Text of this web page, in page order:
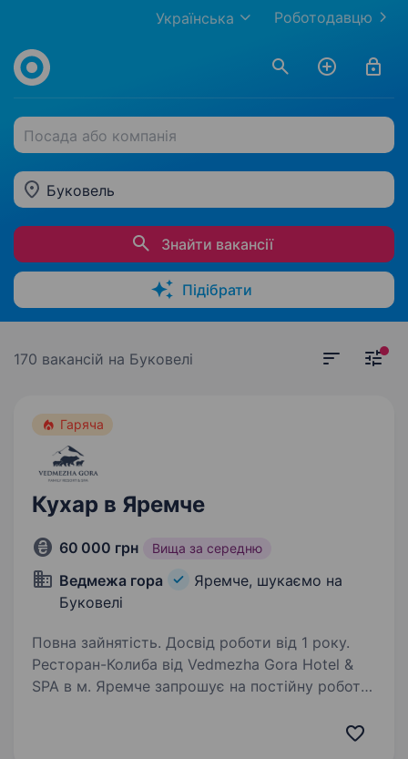
Роботодавцю
Українська
Посада або компанія
Буковель
Знайти вакансії
Підібрати
170 вакансій на Буковелі
Гаряча
Кухар в Яремче
60 000 грн Вища за середню
Ведмежа гора
Яремче, шукаємо на
Буковелі
Повна зайнятість. Досвід роботи від 1 року.
Ресторан-Колиба від Vedmezha Gora Hotel &
SPA в м. Яремче запрошує на постійну роботу